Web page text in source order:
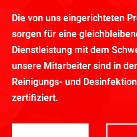
Die von uns eingerichteten
sorgen für eine
Dienstleistung mit dem
unsere Mitarbeiter sind in
Reinigungs- und
zertifiziert.